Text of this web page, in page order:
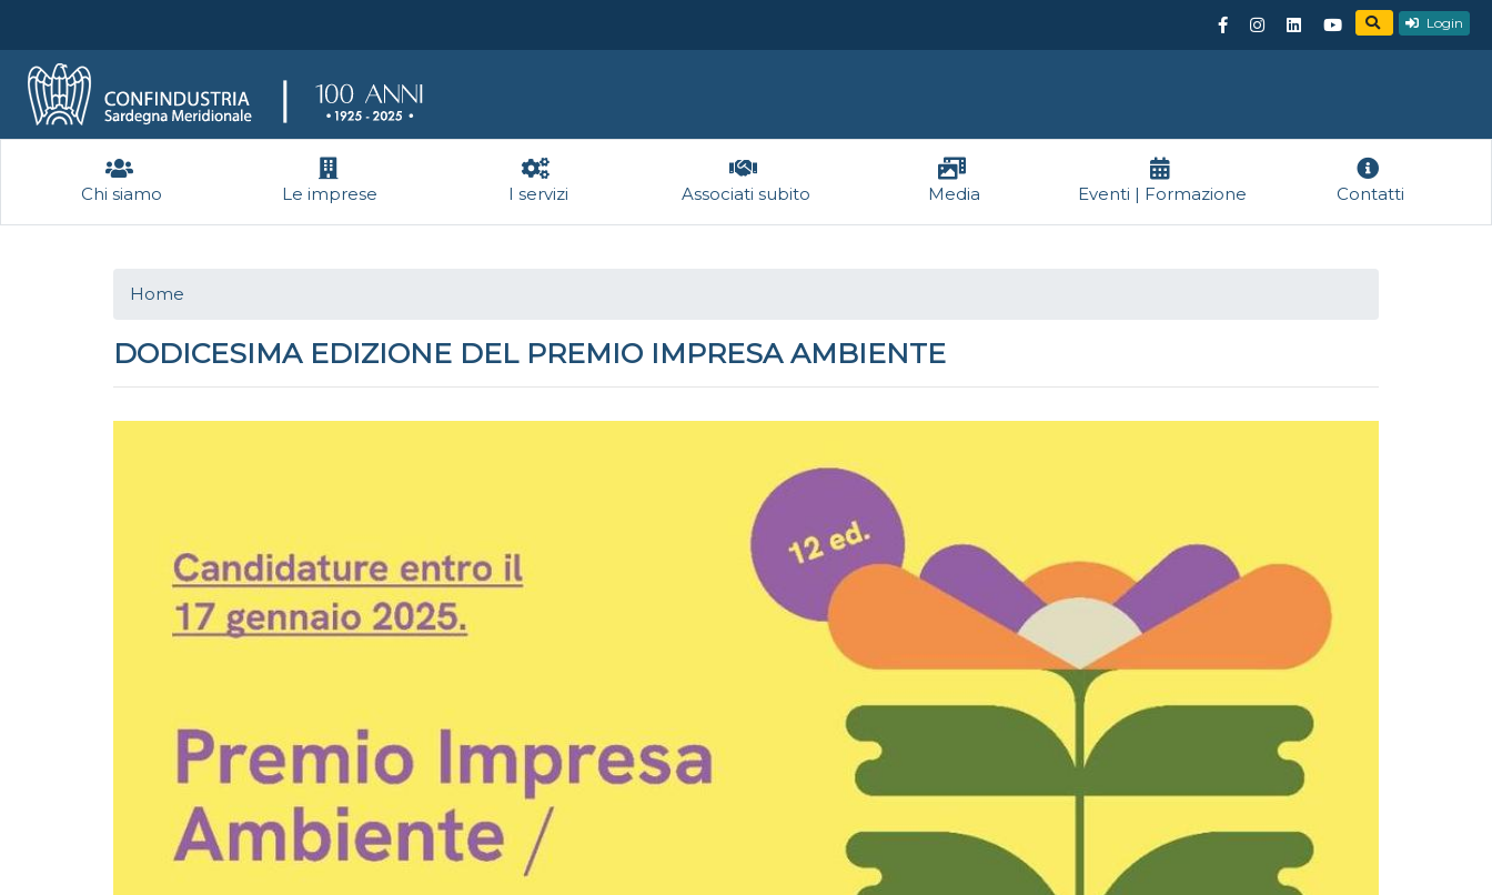
Login
Chi siamo Le imprese I servizi Associati subito Media Eventi | Formazione Contatti
Home
DODICESIMA EDIZIONE DEL PREMIO IMPRESA AMBIENTE